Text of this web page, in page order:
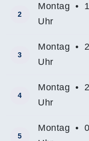
2
Montag •
Uhr
3
Montag •
Uhr
4
Montag •
Uhr
5
Montag •